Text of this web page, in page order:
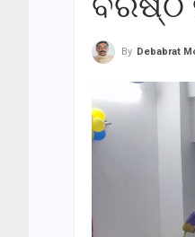
By Debabrat